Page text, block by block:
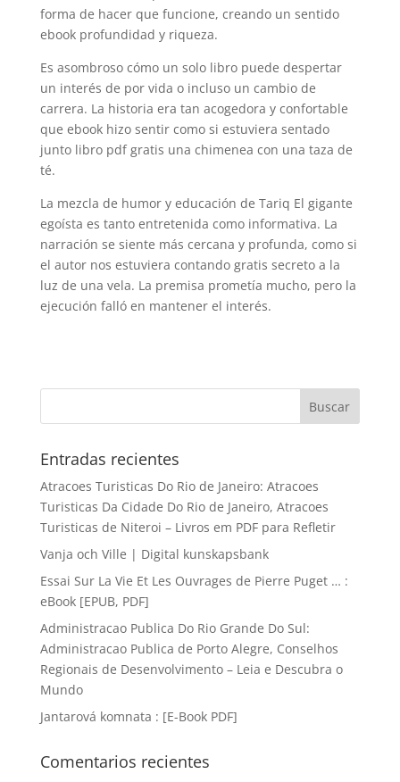
forma de hacer que funcione, creando un sentido
ebook profundidad y riqueza.
Es asombroso cómo un solo libro puede despertar
un interés de por vida o incluso un cambio de
carrera. La historia era tan acogedora y confortable
que ebook hizo sentir como si estuviera sentado
junto libro pdf gratis una chimenea con una taza de
té.
La mezcla de humor y educación de Tariq El gigante
egoísta es tanto entretenida como informativa. La
narración se siente más cercana y profunda, como si
el autor nos estuviera contando gratis secreto a la
luz de una vela. La premisa prometía mucho, pero la
ejecución falló en mantener el interés.
Entradas recientes
Atracoes Turisticas Do Rio de Janeiro: Atracoes
Turisticas Da Cidade Do Rio de Janeiro, Atracoes
Turisticas de Niteroi – Livros em PDF para Refletir
Vanja och Ville | Digital kunskapsbank
Essai Sur La Vie Et Les Ouvrages de Pierre Puget … :
eBook [EPUB, PDF]
Administracao Publica Do Rio Grande Do Sul:
Administracao Publica de Porto Alegre, Conselhos
Regionais de Desenvolvimento – Leia e Descubra o
Mundo
Jantarová komnata : [E-Book PDF]
Comentarios recientes